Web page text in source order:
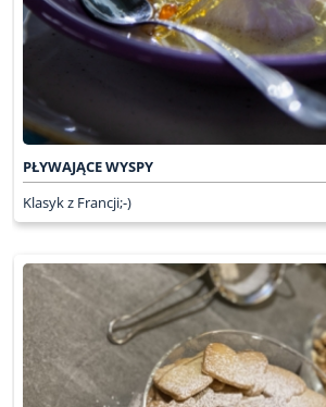
PŁYWAJĄCE WYSPY
Klasyk z Francji;-)